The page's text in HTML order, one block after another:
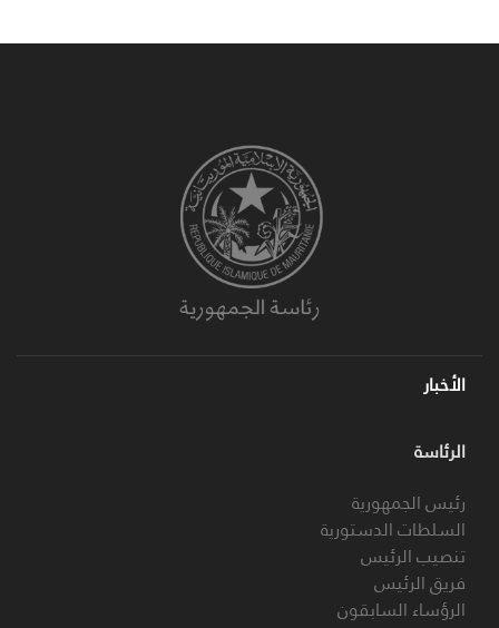
الأخبار
الرئاسة
رئيس الجمهورية
السلطات الدستورية
تنصيب الرئيس
فريق الرئيس
الرؤساء السابقون